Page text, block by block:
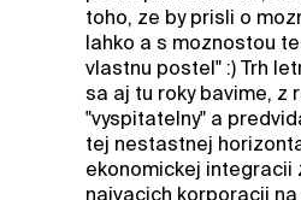
toho, ze by prisli o
lahko a s moznostou
vlastnu postel" :) Trh
sa aj tu roky bavime, z
"vyspitatelny" a
tej nestastnej
ekonomickej integracii
najvacich korporacii